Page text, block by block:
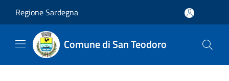
Regione Sardegna
Comune di San Teodoro